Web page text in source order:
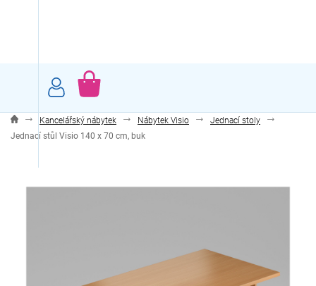
NÁKUPNÍ
Kancelářský nábytek Nábytek Visio
Jednací stoly
Jednací stůl Visio 140 x 70 cm, buk